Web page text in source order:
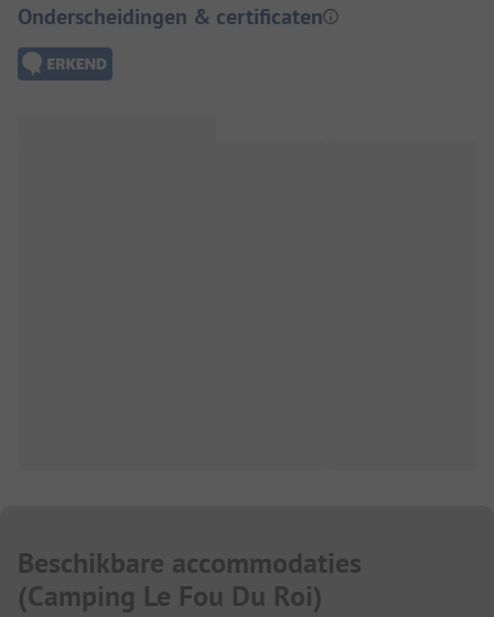
Onderscheidingen & certificaten
Beschikbare accommodaties
(Camping Le Fou Du Roi)